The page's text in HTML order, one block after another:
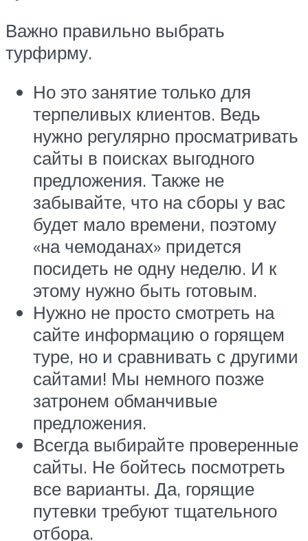
Важно правильно выбрать
турфирму.
Но это занятие только для
терпеливых клиентов. Ведь
нужно регулярно просматривать
сайты в поисках выгодного
предложения. Также не
забывайте, что на сборы у вас
будет мало времени, поэтому
«на чемоданах» придется
посидеть не одну неделю. И к
этому нужно быть готовым.
Нужно не просто смотреть на
сайте информацию о горящем
туре, но и сравнивать с другими
сайтами! Мы немного позже
затронем обманчивые
предложения.
Всегда выбирайте проверенные
сайты. Не бойтесь посмотреть
все варианты. Да, горящие
путевки требуют тщательного
отбора.